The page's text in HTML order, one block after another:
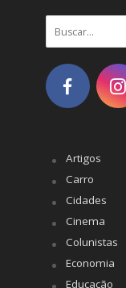
Artigos
Carro
Cidades
Cinema
Colunistas
Economia
Educação